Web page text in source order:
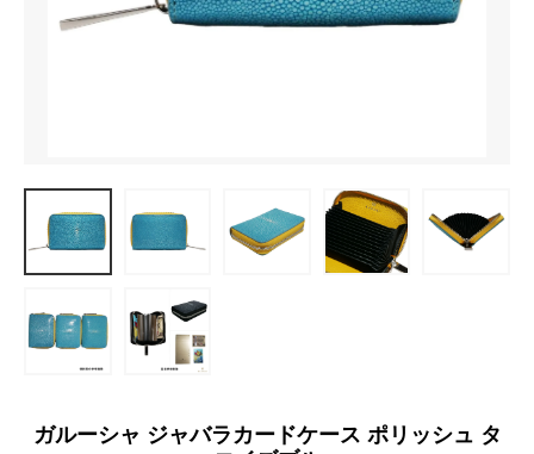
ガルーシャ ジャバラカードケース ポリッシュ タ